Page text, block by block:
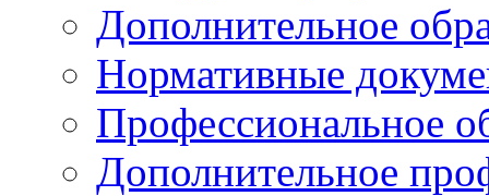
Дополнительное
Нормативные
Профессиональное
Дополнительное